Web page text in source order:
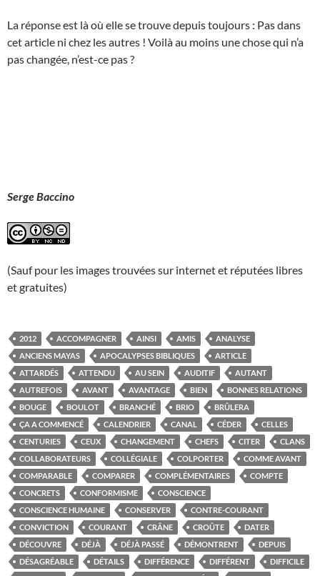
La réponse est là où elle se trouve depuis toujours : Pas dans
cet article ni chez les autres ! Voilà au moins une chose qui n’a
pas changée, n’est-ce pas ?
Serge Baccino
(Sauf pour les images trouvées sur internet et réputées libres
et gratuites)
2012 ACCOMPAGNER AINSI AMIS
ANALYSE
ANCIENS MAYAS
APOCALYPSES BIBLIQUES
ARTICLE
ATTARDÉS
ATTENDU AU SEIN AUDITIF
AUTANT
AUTREFOIS
AVANT AVANTAGE BIEN
BONNES RELATIONS
BOUGE
BOULOT BRANCHÉ BRIO
BRÛLERA
ÇA A COMMENCÉ
CALENDRIER CANAL CÉDER
CELLES
CENTURIES
CEUX CHANGEMENT CHEFS CITER
CLANS
COLLABORATEURS
COLLÉGIALE COLPORTER
COMME AVANT
COMPARABLE
COMPARER COMPLÉMENTAIRES
COMPTE
CONCRETS
CONFORMISME
CONSCIENCE
CONSCIENCE HUMAINE
CONSERVER
CONTRE-COURANT
CONVICTION
COURANT CRÂNE CROÛTE
DATER
DÉCOUVRE
DÉJÀ DÉJÀ PASSÉ DÉMONTRENT
DEPUIS
DÉSAGRÉABLE
DÉTAILS DIFFÉRENCE DIFFÉRENT
DIFFICILE